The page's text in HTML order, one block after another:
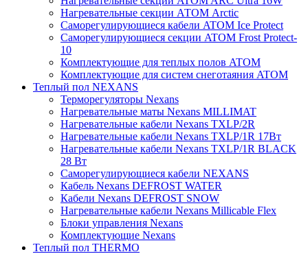
Нагревательные секции АТОМ Arctic
Саморегулирующиеся кабели ATOM Ice Protect
Саморегулирующиеся секции ATOM Frost Protect-
10
Комплектующие для теплых полов ATOM
Комплектующие для систем снеготаяния ATOM
Теплый пол NEXANS
Терморегуляторы Nexans
Нагревательные маты Nexans MILLIMAT
Нагревательные кабели Nexans TXLP/2R
Нагревательные кабели Nexans TXLP/1R 17Вт
Нагревательные кабели Nexans TXLP/1R BLACK
28 Вт
Саморегулирующиеся кабели NEXANS
Кабель Nexans DEFROST WATER
Кабели Nexans DEFROST SNOW
Нагревательные кабели Nexans Millicable Flex
Блоки управления Nexans
Комплектующие Nexans
Теплый пол THERMO